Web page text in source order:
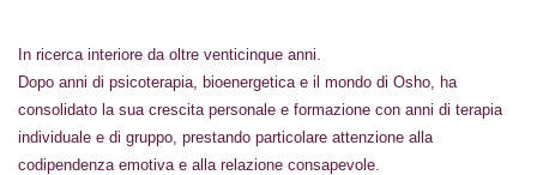
In ricerca interiore da oltre venticinque anni.
Dopo anni di psicoterapia, bioenergetica e il mondo di Osho, ha
consolidato la sua crescita personale e formazione con anni di terapia
individuale e di gruppo, prestando particolare attenzione alla
codipendenza emotiva e alla relazione consapevole.